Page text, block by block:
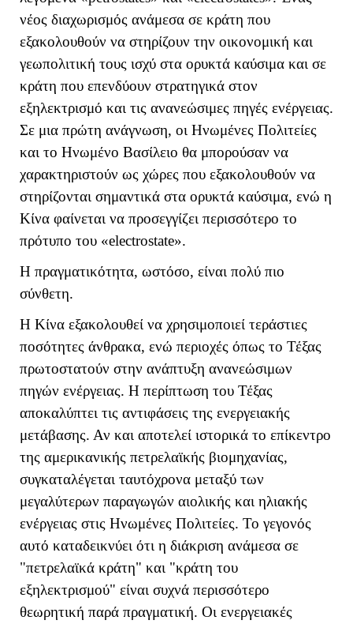
νέος διαχωρισμός ανάμεσα σε κράτη που
εξακολουθούν να στηρίζουν την οικονομική και
γεωπολιτική τους ισχύ στα ορυκτά καύσιμα και σε
κράτη που επενδύουν στρατηγικά στον
εξηλεκτρισμό και τις ανανεώσιμες πηγές ενέργειας.
Σε μια πρώτη ανάγνωση, οι Ηνωμένες Πολιτείες
και το Ηνωμένο Βασίλειο θα μπορούσαν να
χαρακτηριστούν ως χώρες που εξακολουθούν να
στηρίζονται σημαντικά στα ορυκτά καύσιμα, ενώ η
Κίνα φαίνεται να προσεγγίζει περισσότερο το
πρότυπο του «electrostate».
Η πραγματικότητα, ωστόσο, είναι πολύ πιο
σύνθετη.
Η Κίνα εξακολουθεί να χρησιμοποιεί τεράστιες
ποσότητες άνθρακα, ενώ περιοχές όπως το Τέξας
πρωτοστατούν στην ανάπτυξη ανανεώσιμων
πηγών ενέργειας. Η περίπτωση του Τέξας
αποκαλύπτει τις αντιφάσεις της ενεργειακής
μετάβασης. Αν και αποτελεί ιστορικά το επίκεντρο
της αμερικανικής πετρελαϊκής βιομηχανίας,
συγκαταλέγεται ταυτόχρονα μεταξύ των
μεγαλύτερων παραγωγών αιολικής και ηλιακής
ενέργειας στις Ηνωμένες Πολιτείες. Το γεγονός
αυτό καταδεικνύει ότι η διάκριση ανάμεσα σε
"πετρελαϊκά κράτη" και "κράτη του
εξηλεκτρισμού" είναι συχνά περισσότερο
θεωρητική παρά πραγματική. Οι ενεργειακές